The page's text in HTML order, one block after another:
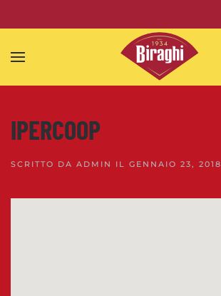
Skip to main content
IPERCOOP
SCRITTO DA ADMIN IL GENNAIO 23, 2018